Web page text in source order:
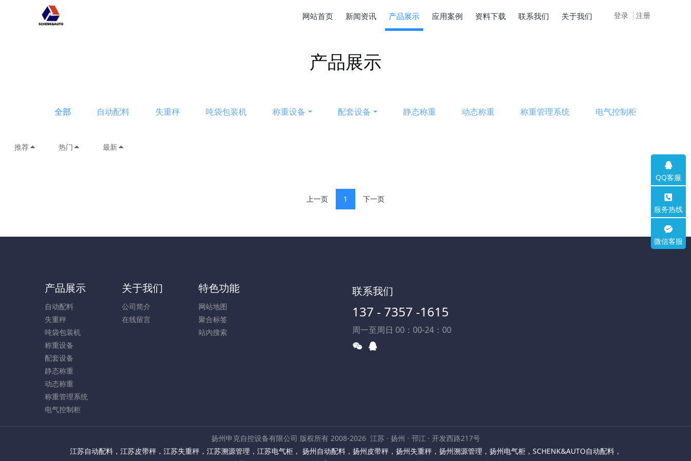
登录 注册
网站首页 新闻资讯 产品展示 应用案例 资料下载 联系我们 关于我们
产品展示
全部 自动配料 失重秤 吨袋包装机 称重设备 配套设备 静态称重 动态称重 称重管理系统 电气控制柜
推荐 热门 最新
上一页 1 下一页
产品展示
自动配料
失重秤
吨袋包装机
称重设备
配套设备
静态称重
动态称重
称重管理系统
电气控制柜
关于我们
公司简介
在线留言
特色功能
网站地图
聚合标签
站内搜索
联系我们
137 - 7357 -1615
周一至周日 00：00-24：00
扬州申克自控设备有限公司 版权所有 2008-2026 江苏 · 扬州 · 邗江 · 开发西路217号
江苏自动配料， 江苏皮带秤， 江苏失重秤， 江苏溯源管理 ， 江苏电气柜， 扬州自动配料， 扬州皮带秤， 扬州失重秤， 扬州溯源管理 ， 扬州电气柜， SCHENK&AUTO自动配料，
QQ客服
服务热线
微信客服